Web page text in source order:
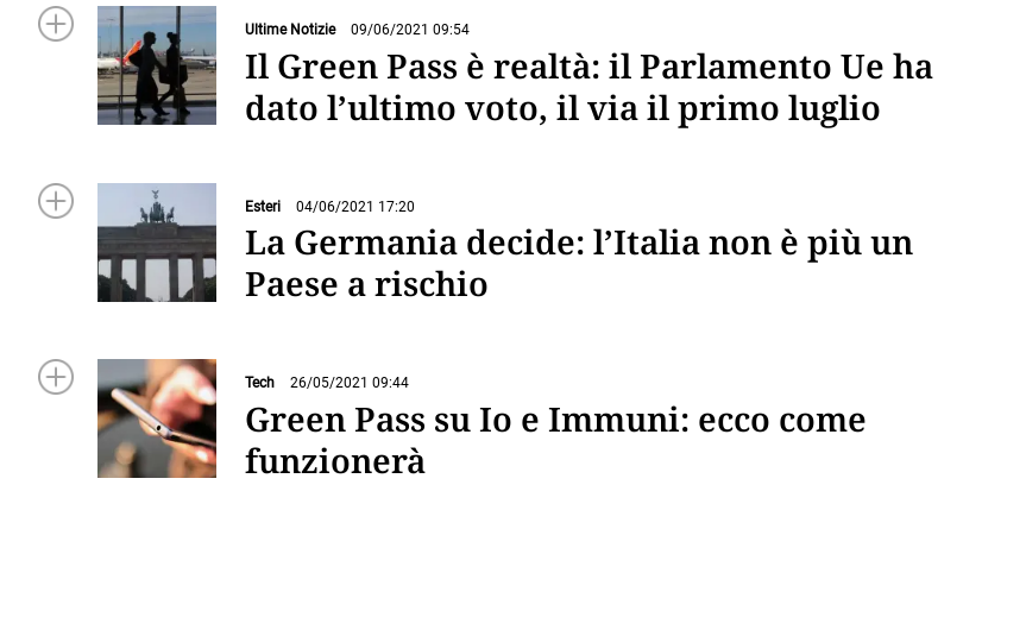
Ultime Notizie 09/06/2021 09:54
Il Green Pass è realtà: il Parlamento Ue ha
dato l’ultimo voto, il via il primo luglio
Esteri 04/06/2021 17:20
La Germania decide: l’Italia non è più un
Paese a rischio
Tech 26/05/2021 09:44
Green Pass su Io e Immuni: ecco come
funzionerà